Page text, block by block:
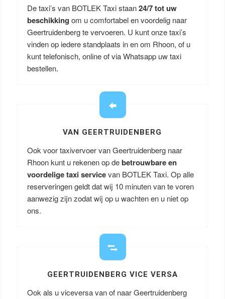
De taxi’s van BOTLEK Taxi staan24/7 tot uw
beschikking om u comfortabel en voordelig naar
Geertruidenberg te vervoeren. U kunt onze taxi’s
vinden op iedere standplaats in en om Rhoon, of u
kunt telefonisch, online of via Whatsapp uw taxi
bestellen.
VAN GEERTRUIDENBERG
Ook voor taxivervoer van Geertruidenberg naar
Rhoon kunt u rekenen op debetrouwbare en
voordelige taxi servicevan BOTLEK Taxi. Op alle
reserveringen geldt dat wij 10 minuten van te voren
aanwezig zijn zodat wij op u wachten en u niet op
ons.
GEERTRUIDENBERG VICE VERSA
Ook als u viceversa van of naar Geertruidenberg